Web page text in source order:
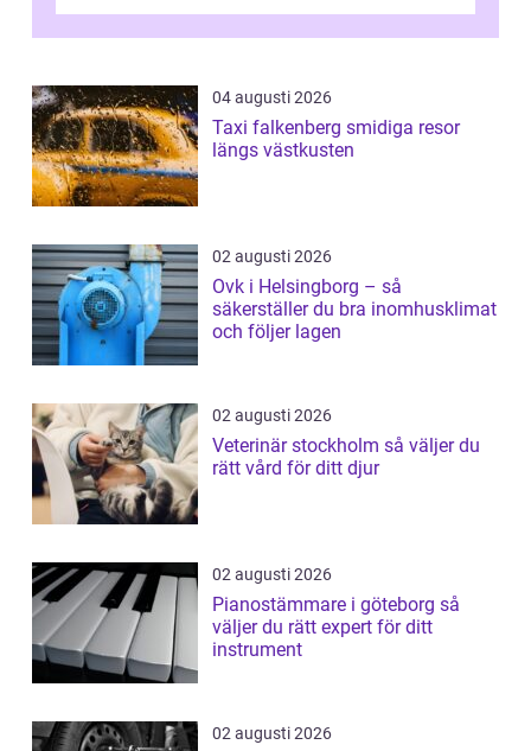
04 augusti 2026
Taxi falkenberg smidiga resor
längs västkusten
02 augusti 2026
Ovk i Helsingborg – så
säkerställer du bra inomhusklimat
och följer lagen
02 augusti 2026
Veterinär stockholm så väljer du
rätt vård för ditt djur
02 augusti 2026
Pianostämmare i göteborg så
väljer du rätt expert för ditt
instrument
02 augusti 2026